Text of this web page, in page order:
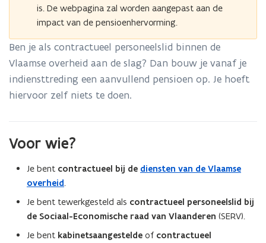
is. De webpagina zal worden aangepast aan de
impact van de pensioenhervorming.
Ben je als contractueel personeelslid binnen de
Vlaamse overheid aan de slag? Dan bouw je vanaf je
indiensttreding een aanvullend pensioen op. Je hoeft
hiervoor zelf niets te doen.
Voor wie?
Je bent contractueel bij de diensten van de Vlaamse
overheid.
Je bent tewerkgesteld als contractueel personeelslid bij
de Sociaal-Economische raad van Vlaanderen (SERV).
Je bent kabinetsaangestelde of contractueel